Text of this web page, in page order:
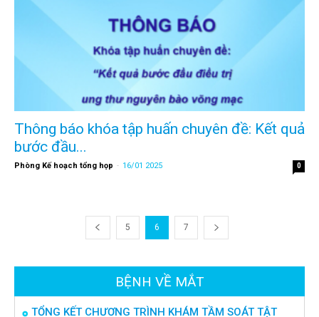
Thông báo khóa tập huấn chuyên đề: Kết quả
bước đầu...
Phòng Kế hoạch tổng họp - 16/01 2025 0
5 6 7
BỆNH VỀ MẮT
TỔNG KẾT CHƯƠNG TRÌNH KHÁM TẦM SOÁT TẬT